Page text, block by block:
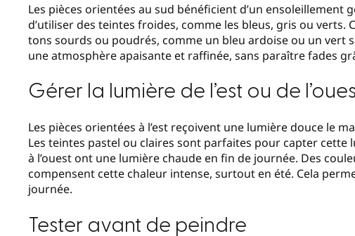
Les pièces orientées au sud bénéficient d’un
d’utiliser des teintes froides, comme les bleus, gris ou verts.
tons sourds ou poudrés, comme un bleu ardoise ou un vert
une atmosphère apaisante et raffinée, sans paraître fades
Gérer la lumière de l’est ou de
Les pièces orientées à l’est reçoivent une lumière douce le
Les teintes pastel ou claires sont parfaites pour capter cette
à l’ouest ont une lumière chaude en fin de journée. Des
compensent cette chaleur intense, surtout en été. Cela
journée.
Tester avant de peindre